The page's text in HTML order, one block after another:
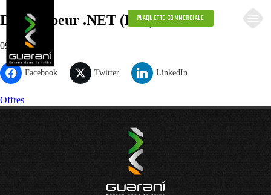
PLAQUETTE COMMERCIALE
Développeur .NET (F/H)
09.30.2021
Facebook Twitter LinkedIn
Offres